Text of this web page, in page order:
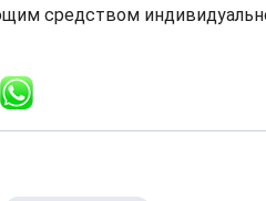
средством